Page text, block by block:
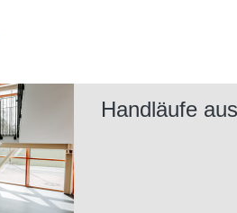
Handläufe